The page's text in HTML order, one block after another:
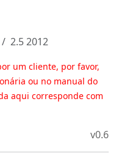
2.5 2012
um cliente, por favor,
ou no manual do
aqui corresponde com
v0.6